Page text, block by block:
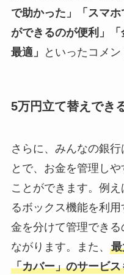
で助かった」「スマ
ができるのが便利」
最適」
といったコメン
5万円立て替えでき
さらに、みんなの銀
とで、お金を管理し
ことができます。例
るボックス機能を利
金を分けて管理でき
ながります。また、
「カバー」のサービ